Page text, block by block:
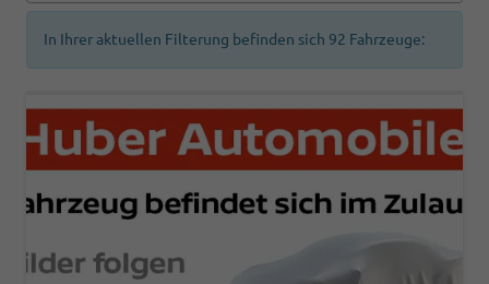
In Ihrer aktuellen Filterung befinden sich 92 Fahrzeuge: